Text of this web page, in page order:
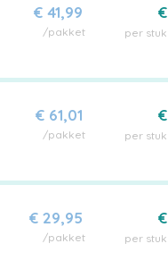
€ 41,99
/pakket
€
per stuk
€ 61,01
/pakket
€
per stuk
€ 29,95
/pakket
€
per stuk